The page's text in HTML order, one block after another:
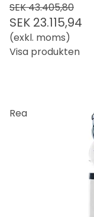
SEK 43.405,80
SEK 23.115,94
(exkl. moms)
Visa produkten
Rea